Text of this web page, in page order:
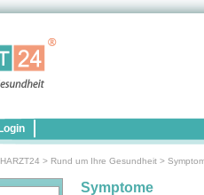
Login
> Rund um Ihre Gesundheit >
Symptome